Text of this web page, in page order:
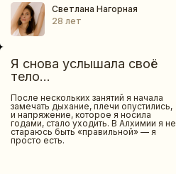
Светлана Нагорная
28 лет
Я снова услышала своё
тело...
После нескольких занятий я начала
замечать дыхание, плечи опустились,
и напряжение, которое я носила
годами, стало уходить. В Алхимии я не
стараюсь быть «правильной» — я
просто есть.